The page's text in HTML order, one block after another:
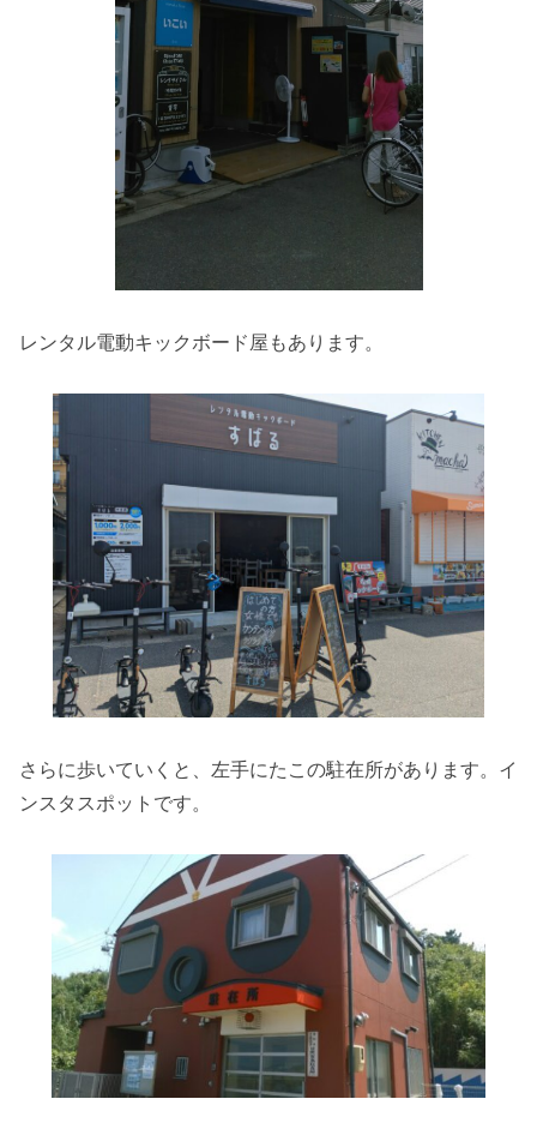
レンタル電動キックボード屋もあります。
さらに歩いていくと、左手にたこの駐在所があります。イ
ンスタスポットです。